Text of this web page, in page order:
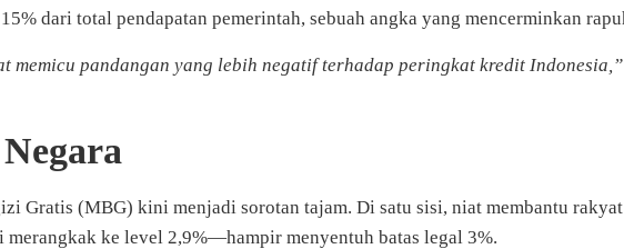
dari total pendapatan pemerintah, sebuah angka yang mencerminkan
memicu pandangan yang lebih negatif terhadap peringkat kredit Indonesia,”
Gratis (MBG) kini menjadi sorotan tajam. Di satu sisi, niat membantu
ke level 2,9%—hampir menyentuh batas legal 3%.